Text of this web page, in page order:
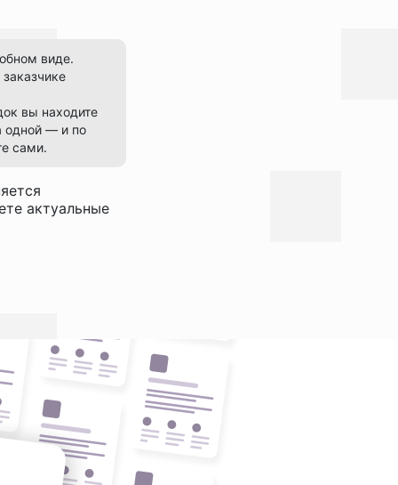
виде.
вы находите
одной — и по
сами.
актуальные